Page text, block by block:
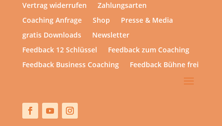
Vertrag widerrufen
Zahlungsarten
Coaching Anfrage
Shop
Presse & Media
gratis Downloads
Newsletter
Feedback 12 Schlüssel
Feedback zum Coaching
Feedback Business Coaching
Feedback Bühne frei